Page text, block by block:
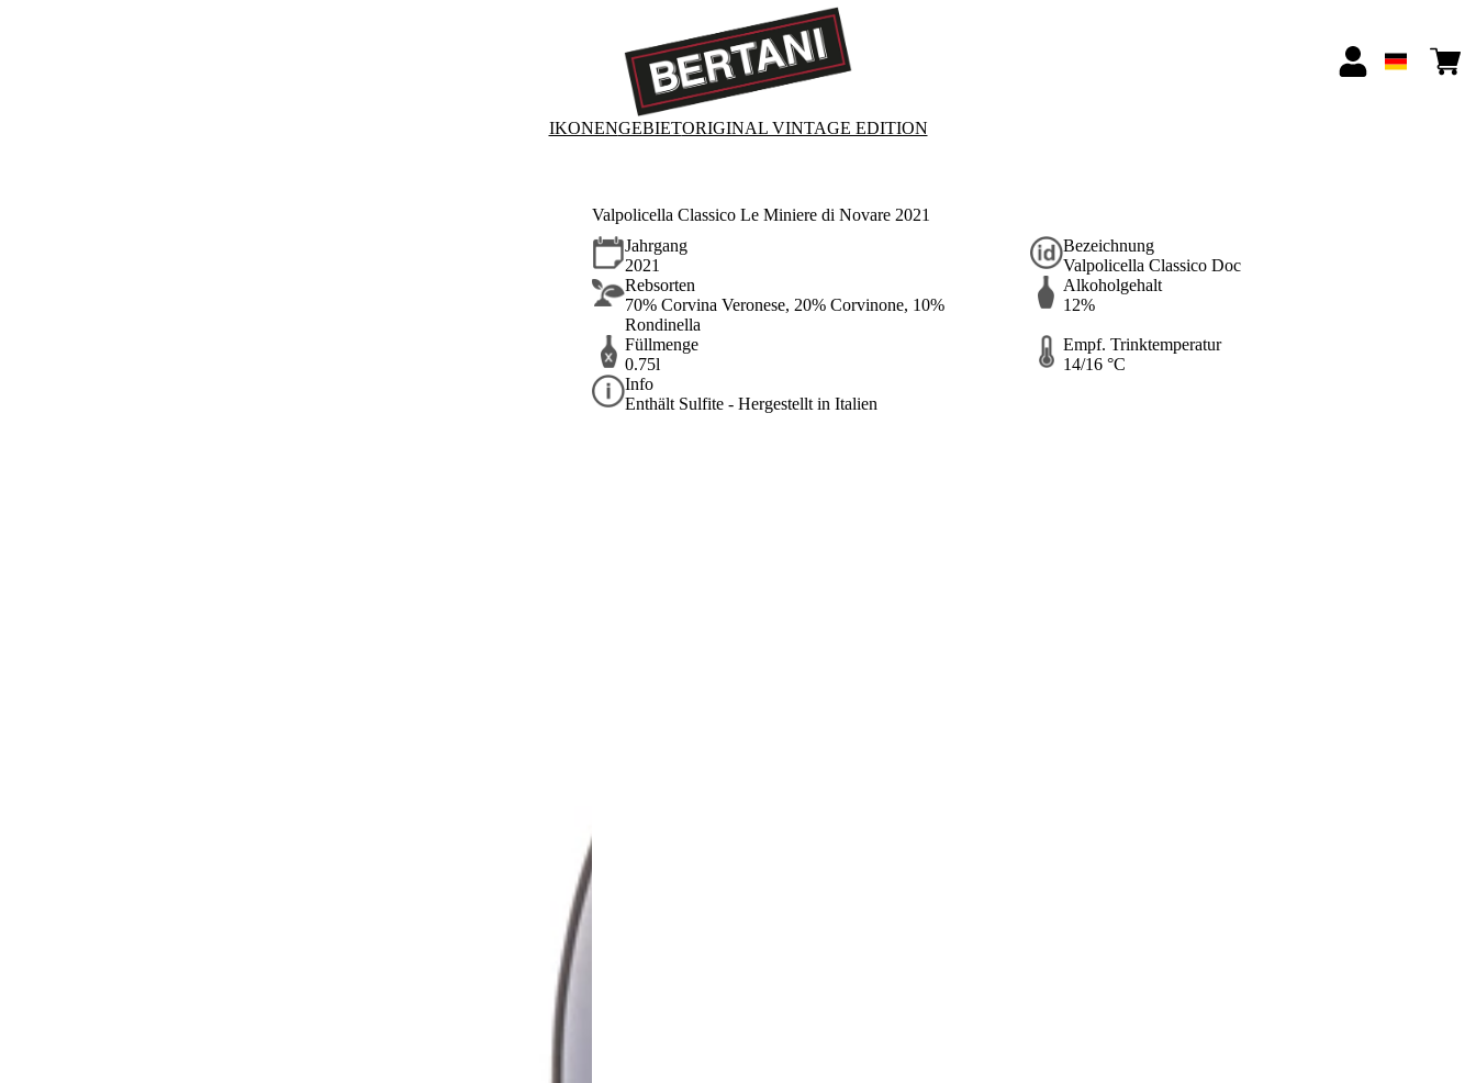
IKONENGEBIETORIGINAL VINTAGE EDITION
Valpolicella Classico Le Miniere di Novare 2021
Jahrgang
2021
Bezeichnung
Valpolicella Classico Doc
Rebsorten
70% Corvina Veronese, 20% Corvinone, 10%
Rondinella
Alkoholgehalt
12%
Füllmenge
0.75l
Empf. Trinktemperatur
14/16 °C
Info
Enthält Sulfite - Hergestellt in Italien